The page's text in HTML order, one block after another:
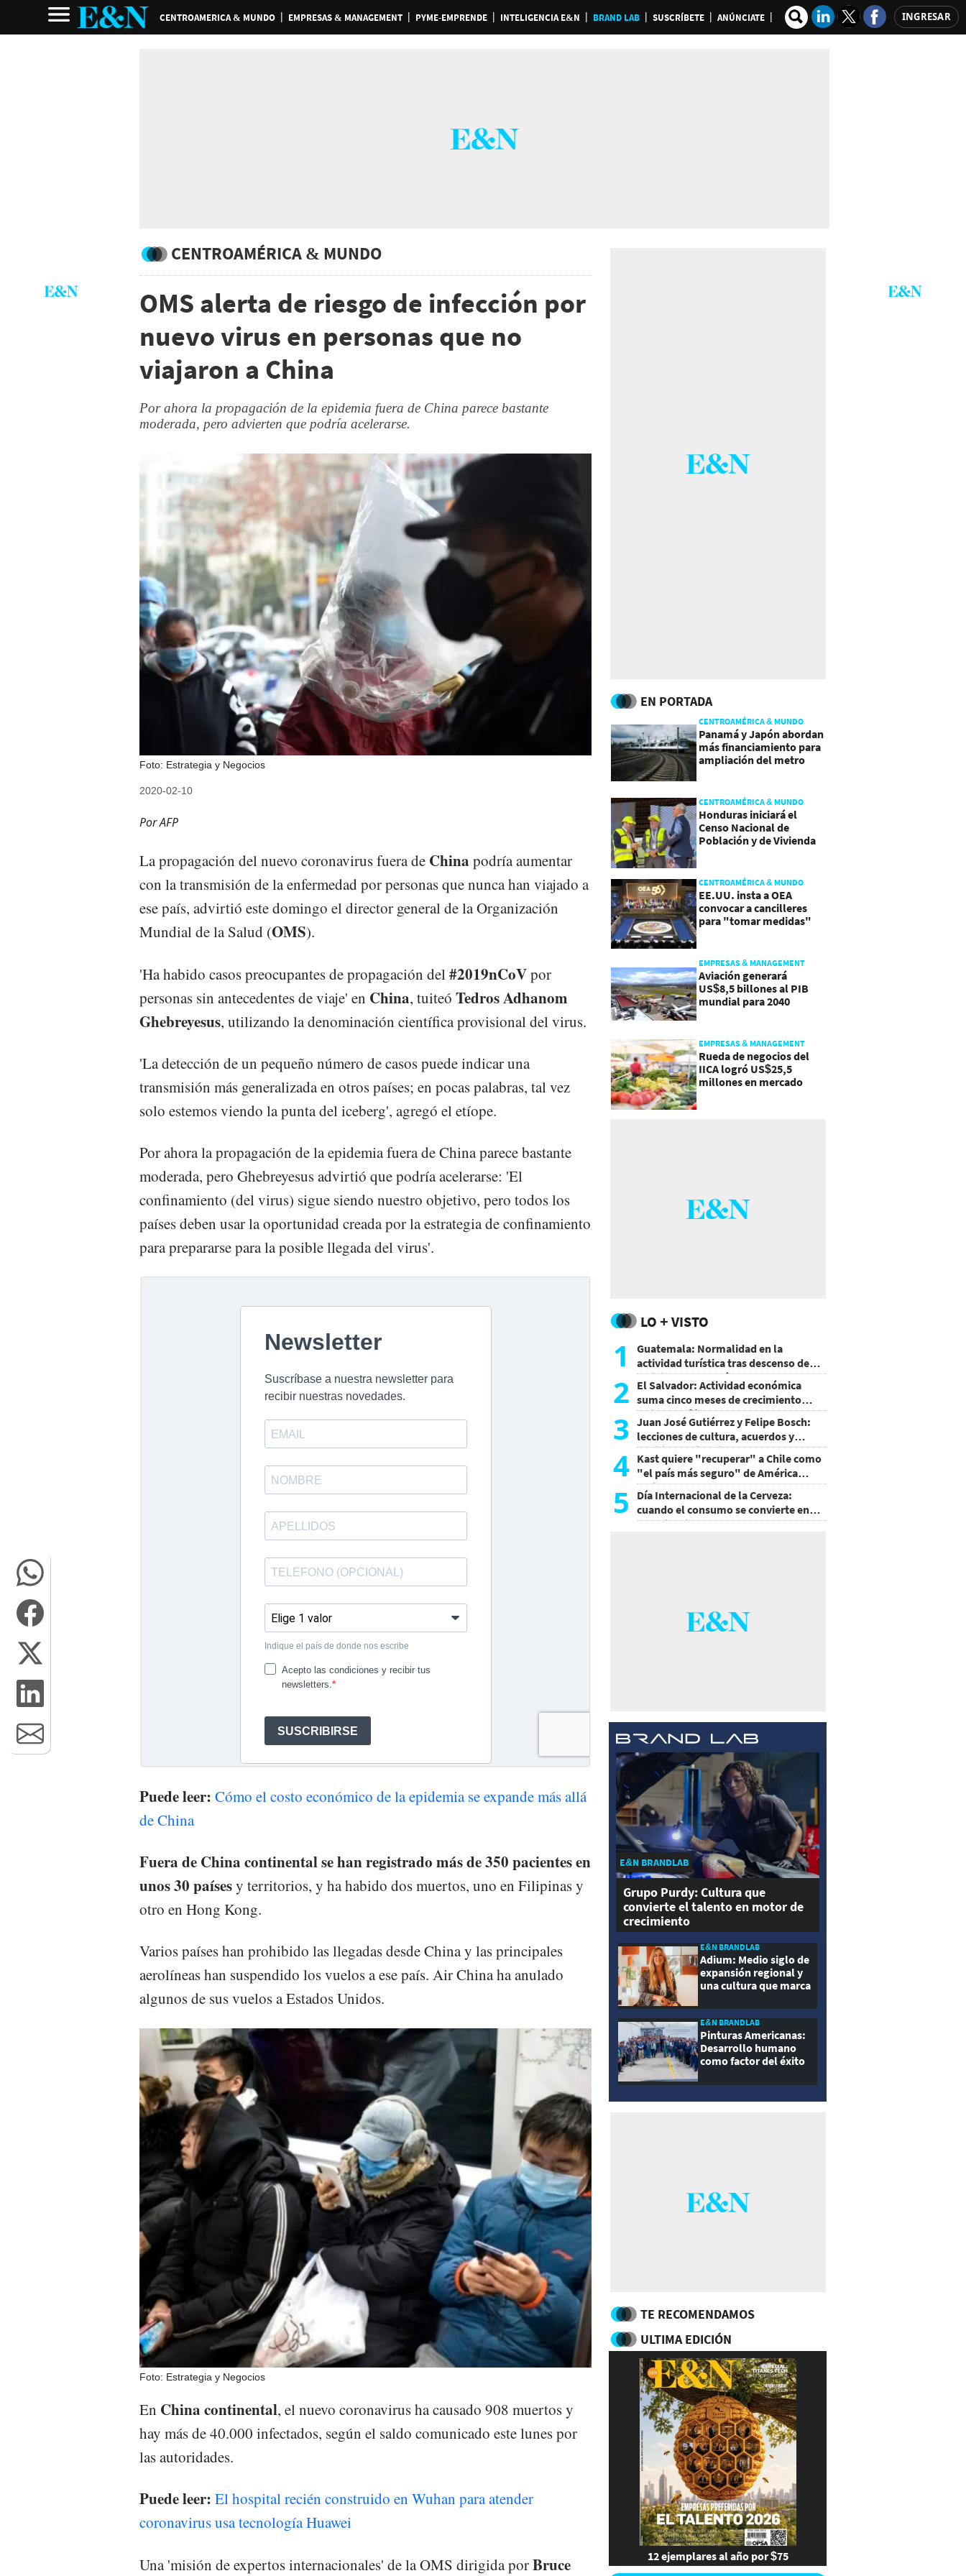
CENTROAMERICA & MUNDO EMPRESAS & MANAGEMENT PYME-EMPRENDE INTELIGENCIA E&N BRAND LAB SUSCRÍBETE ANÚNCIATE INGRESAR
CENTROAMÉRICA & MUNDO
OMS alerta de riesgo de infección por
nuevo virus en personas que no
viajaron a China
Por ahora la propagación de la epidemia fuera de China parece bastante
moderada, pero advierten que podría acelerarse.
Foto: Estrategia y Negocios
2020-02-10
Por AFP
La propagación del nuevo coronavirus fuera de China podría aumentar
con la transmisión de la enfermedad por personas que nunca han viajado a
ese país, advirtió este domingo el director general de la Organización
Mundial de la Salud (OMS).
'Ha habido casos preocupantes de propagación del #2019nCoVpor
personas sin antecedentes de viaje' en China, tuiteó Tedros Adhanom
Ghebreyesus, utilizando la denominación científica provisional del virus.
'La detección de un pequeño número de casos puede indicar una
transmisión más generalizada en otros países; en pocas palabras, tal vez
solo estemos viendo la punta del iceberg', agregó el etíope.
Por ahora la propagación de la epidemia fuera de China parece bastante
moderada, pero Ghebreyesus advirtió que podría acelerarse: 'El
confinamiento (del virus) sigue siendo nuestro objetivo, pero todos los
países deben usar la oportunidad creada por la estrategia de confinamiento
para prepararse para la posible llegada del virus'.
Puede leer: Cómo el costo económico de la epidemia se expande más allá
de China
Fuera de China continental se han registrado más de 350 pacientes en
unos 30 paísesy territorios, y ha habido dos muertos, uno en Filipinas y
otro en Hong Kong.
Varios países han prohibido las llegadas desde China y las principales
aerolíneas han suspendido los vuelos a ese país. Air China ha anulado
algunos de sus vuelos a Estados Unidos.
Foto: Estrategia y Negocios
En China continental, el nuevo coronavirus ha causado 908 muertos y
hay más de 40.000 infectados, según el saldo comunicado este lunes por
las autoridades.
Puede leer: El hospital recién construido en Wuhan para atender
coronavirus usa tecnología Huawei
Una 'misión de expertos internacionales' de la OMS dirigida porBruce
EN PORTADA
CENTROAMÉRICA & MUNDO
Panamá y Japón abordan
más financiamiento para
ampliación del metro
CENTROAMÉRICA & MUNDO
Honduras iniciará el
Censo Nacional de
Población y de Vivienda
CENTROAMÉRICA & MUNDO
EE.UU. insta a OEA
convocar a cancilleres
para "tomar medidas"
EMPRESAS & MANAGEMENT
Aviación generará
US$8,5 billones al PIB
mundial para 2040
EMPRESAS & MANAGEMENT
Rueda de negocios del
IICA logró US$25,5
millones en mercado
LO + VISTO
1
Guatemala: Normalidad en la
actividad turística tras descenso de
actividad del volcán de Fuego
2 El Salvador: Actividad económica
suma cinco meses de crecimiento
arriba de 4%
3 Juan José Gutiérrez y Felipe Bosch:
lecciones de cultura, acuerdos y
decisiones sin miedo
4 Kast quiere "recuperar" a Chile como
"el país más seguro" de América
Latina
5
Día Internacional de la Cerveza:
cuando el consumo se convierte en
experiencia
E&N BRANDLAB
Grupo Purdy: Cultura que
convierte el talento en motor de
crecimiento
E&N BRANDLAB
Adium: Medio siglo de
expansión regional y
una cultura que marca
E&N BRANDLAB
Pinturas Americanas:
Desarrollo humano
como factor del éxito
TE RECOMENDAMOS
ULTIMA EDICIÓN
12 ejemplares al año por $75